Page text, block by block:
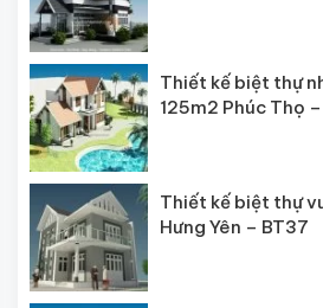
Thiết kế biệt thự
125m2 Phúc Thọ
Thiết kế biệt thự
Hưng Yên – BT37